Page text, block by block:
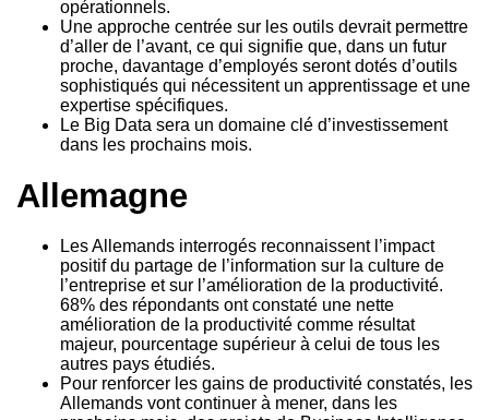
opérationnels.
Une approche centrée sur les outils devrait permettre
d’aller de l’avant, ce qui signifie que, dans un futur
proche, davantage d’employés seront dotés d’outils
sophistiqués qui nécessitent un apprentissage et une
expertise spécifiques.
Le Big Data sera un domaine clé d’investissement
dans les prochains mois.
Allemagne
Les Allemands interrogés reconnaissent l’impact
positif du partage de l’information sur la culture de
l’entreprise et sur l’amélioration de la productivité.
68% des répondants ont constaté une nette
amélioration de la productivité comme résultat
majeur, pourcentage supérieur à celui de tous les
autres pays étudiés.
Pour renforcer les gains de productivité constatés, les
Allemands vont continuer à mener, dans les